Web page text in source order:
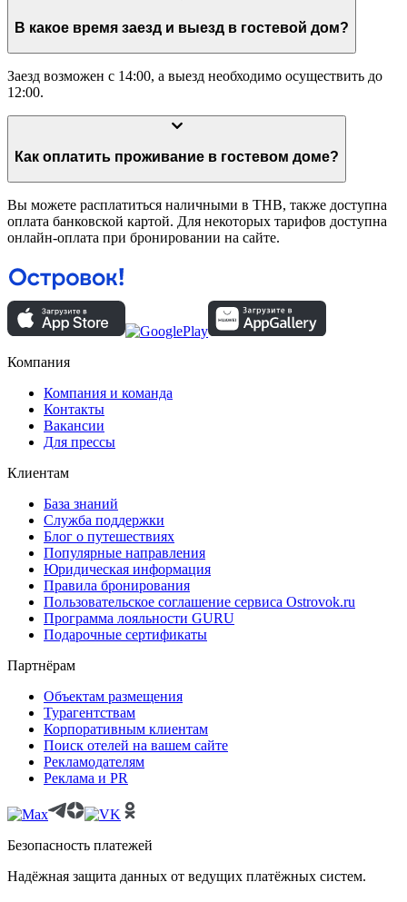
В какое время заезд и выезд в гостевой дом?
Заезд возможен с 14:00, а выезд необходимо осуществить до
12:00.
Как оплатить проживание в гостевом доме?
Вы можете расплатиться наличными в THB, также доступна
оплата банковской картой. Для некоторых тарифов доступна
онлайн-оплата при бронировании на сайте.
Компания
Компания и команда
Контакты
Вакансии
Для прессы
Клиентам
База знаний
Служба поддержки
Блог о путешествиях
Популярные направления
Юридическая информация
Правила бронирования
Пользовательское соглашение сервиса Ostrovok.ru
Программа лояльности GURU
Подарочные сертификаты
Партнёрам
Объектам размещения
Турагентствам
Корпоративным клиентам
Поиск отелей на вашем сайте
Рекламодателям
Реклама и PR
Безопасность платежей
Надёжная защита данных от ведущих платёжных систем.